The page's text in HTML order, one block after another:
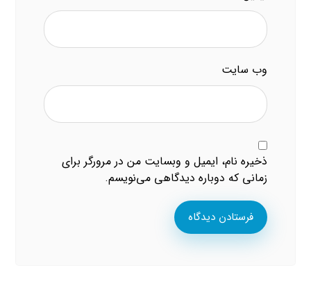
وب‌ سایت
ذخیره نام، ایمیل و وبسایت من در مرورگر برای
زمانی که دوباره دیدگاهی می‌نویسم.
فرستادن دیدگاه